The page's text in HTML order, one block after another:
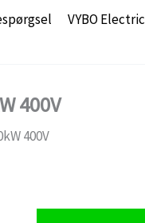
VYBO Electric
400V
400V